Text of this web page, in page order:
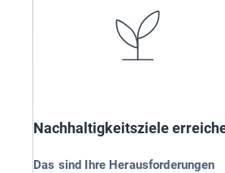
Nachhaltigkeitsziele
Das sind Ihre Herausforderungen